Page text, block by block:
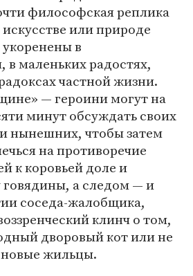
философская реплика
или природе
в
в маленьких радостях,
частной жизни.
— героини могут на
минут обсуждать своих
нынешних, чтобы затем
на противоречие
к коровьей доле и
говядины, а следом — и
соседа-жалобщика,
клинч о том,
дворовый кот или не
жильцы.